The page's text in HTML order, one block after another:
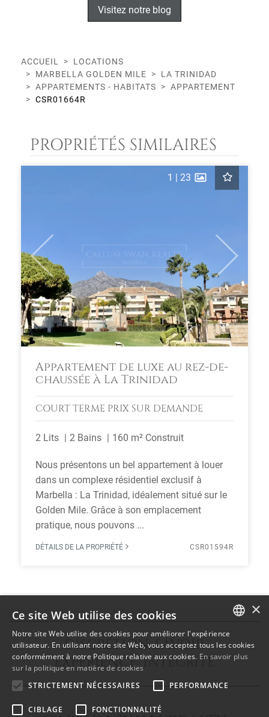
Visitez notre blog
ACCUEIL
LOCATIONS
MARBELLA GOLDEN MILE
LA TRINIDAD
APPARTEMENTS - HABITATS
APPARTEMENT
CSR01664R
PROPRIÉTÉS SIMILAIRES
Previous Next
1 | 23
Appartement de luxe au rez-de-
chaussée à La Trinidad
COURT TERME PRIX SUR DEMANDE
2 Lits 2 Bains 160 m² Construit
Nous présentons un bel appartement à louer
dans un complexe résidentiel exclusif à
Marbella : La Trinidad, idéalement situé sur le
Golden Mile. Grâce à son emplacement
pratique, nous pouvons ...
DÉTAILS DE LA PROPRIÉTÉ CSR01594R
DISCRÉTION SAVOIR
EXPÉRIENCE INTÉGRITÉ
ENGLISH
SPANISH
FRENCH
×
Ce site Web utilise des cookies
Notre site Web utilise des cookies pour améliorer l'expérience
utilisateur. En utilisant notre site Web, vous acceptez tous les cookies
conformément à notre Politique relative aux cookies. En savoir plus
sur la politique en matière de cookies
STRICTEMENT NÉCESSAIRES
PERFORMANCE
CIBLAGE FONCTIONNALITÉ